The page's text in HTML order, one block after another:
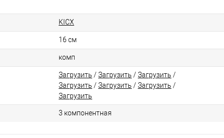
KICX
16 см
комп
Загрузить / Загрузить / Загрузить /
Загрузить / Загрузить / Загрузить /
Загрузить
3 компонентная